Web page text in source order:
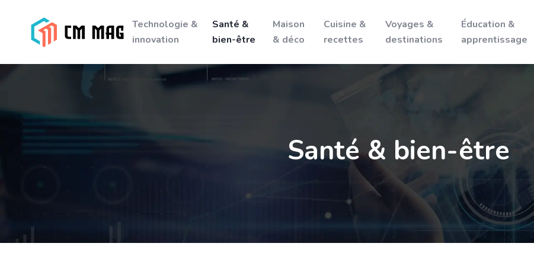
Technologie &
innovation
Santé &
bien-être
Maison
& déco
Cuisine &
recettes
Voyages &
destinations
Éducation &
apprentissage
Santé & bien-être